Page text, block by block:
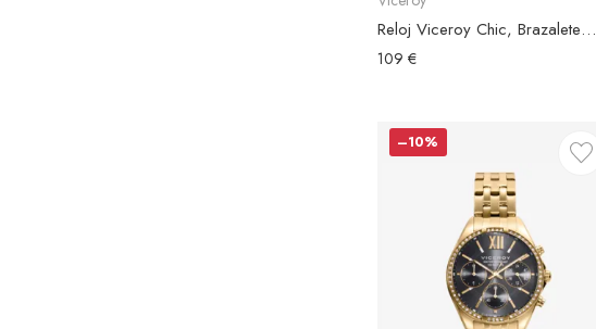
Reloj Viceroy Chic, Brazalete Acero Plateado, Esfera Negra
109 €
–10%